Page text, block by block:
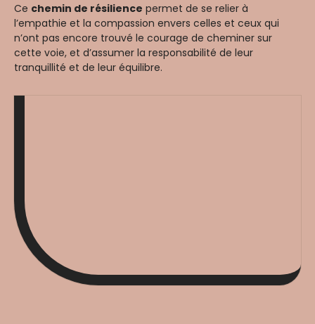
Ce chemin de résilience permet de se relier à
l’empathie et la compassion envers celles et ceux qui
n’ont pas encore trouvé le courage de cheminer sur
cette voie, et d’assumer la responsabilité de leur
tranquillité et de leur équilibre.